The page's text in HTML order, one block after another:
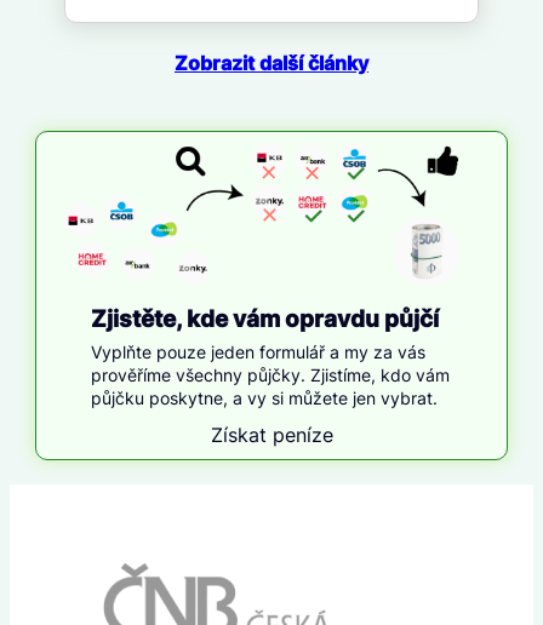
Zobrazit další články
Zjistěte, kde vám opravdu půjčí
Vyplňte pouze jeden formulář a my za vás
prověříme všechny půjčky. Zjistíme, kdo vám
půjčku poskytne, a vy si můžete jen vybrat.
Získat peníze